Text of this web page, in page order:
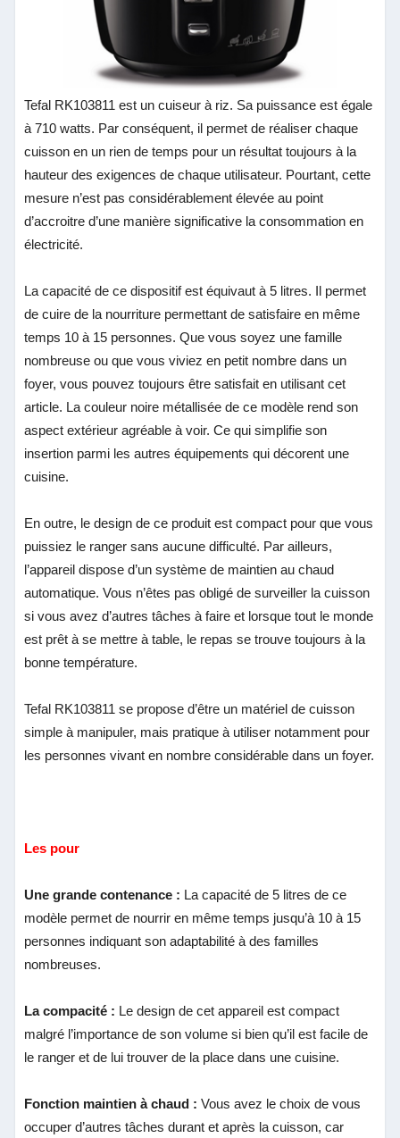
Tefal RK103811 est un cuiseur à riz. Sa puissance est égale
à 710 watts. Par conséquent, il permet de réaliser chaque
cuisson en un rien de temps pour un résultat toujours à la
hauteur des exigences de chaque utilisateur. Pourtant, cette
mesure n’est pas considérablement élevée au point
d’accroitre d’une manière significative la consommation en
électricité.
La capacité de ce dispositif est équivaut à 5 litres. Il permet
de cuire de la nourriture permettant de satisfaire en même
temps 10 à 15 personnes. Que vous soyez une famille
nombreuse ou que vous viviez en petit nombre dans un
foyer, vous pouvez toujours être satisfait en utilisant cet
article. La couleur noire métallisée de ce modèle rend son
aspect extérieur agréable à voir. Ce qui simplifie son
insertion parmi les autres équipements qui décorent une
cuisine.
En outre, le design de ce produit est compact pour que vous
puissiez le ranger sans aucune difficulté. Par ailleurs,
l’appareil dispose d’un système de maintien au chaud
automatique. Vous n’êtes pas obligé de surveiller la cuisson
si vous avez d’autres tâches à faire et lorsque tout le monde
est prêt à se mettre à table, le repas se trouve toujours à la
bonne température.
Tefal RK103811 se propose d’être un matériel de cuisson
simple à manipuler, mais pratique à utiliser notamment pour
les personnes vivant en nombre considérable dans un foyer.
Les pour
Une grande contenance : La capacité de 5 litres de ce
modèle permet de nourrir en même temps jusqu’à 10 à 15
personnes indiquant son adaptabilité à des familles
nombreuses.
La compacité : Le design de cet appareil est compact
malgré l’importance de son volume si bien qu’il est facile de
le ranger et de lui trouver de la place dans une cuisine.
Fonction maintien à chaud : Vous avez le choix de vous
occuper d’autres tâches durant et après la cuisson, car